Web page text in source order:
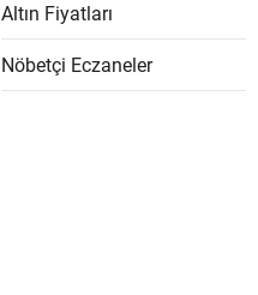
Altın Fiyatları
Nöbetçi Eczaneler